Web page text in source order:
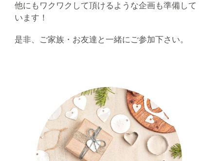
他にもワクワクして頂けるような企画も準備して
います！
是非、ご家族・お友達と一緒にご参加下さい。